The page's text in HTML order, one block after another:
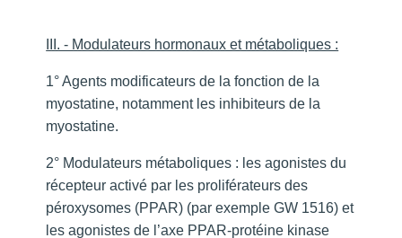
III. - Modulateurs hormonaux et métaboliques :
1° Agents modificateurs de la fonction de la
myostatine, notamment les inhibiteurs de la
myostatine.
2° Modulateurs métaboliques : les agonistes du
récepteur activé par les proliférateurs des
péroxysomes (PPAR) (par exemple GW 1516) et
les agonistes de l’axe PPAR-protéine kinase